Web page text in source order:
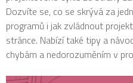
Dozvíte se, co se skrývá za
programů i jak zvládnout
stránce. Nabízí také tipy a
chybám a nedorozuměním v